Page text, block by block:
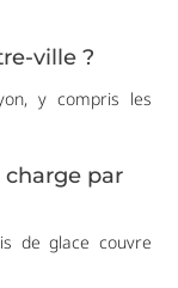
ville ?
y compris les
par
de glace couvre